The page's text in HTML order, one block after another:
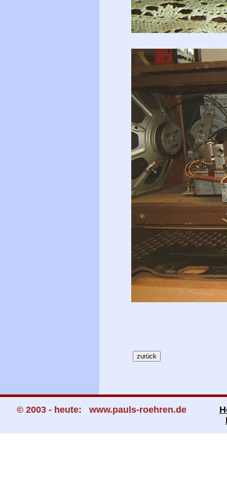
© 2003 - heute: www.pauls-roehren.de